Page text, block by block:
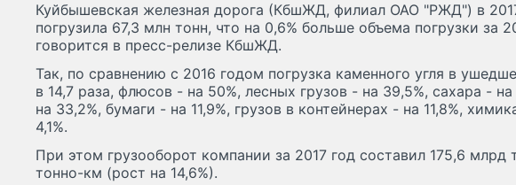
Куйбышевская железная дорога (КбшЖД, филиал ОАО "РЖД") в
погрузила 67,3 млн тонн, что на 0,6% больше объема погрузки за
говорится в пресс-релизе КбшЖД.
Так, по сравнению с 2016 годом погрузка каменного угля в
в 14,7 раза, флюсов - на 50%, лесных грузов - на 39,5%, сахара -
на 33,2%, бумаги - на 11,9%, грузов в контейнерах - на 11,8%,
4,1%.
При этом грузооборот компании за 2017 год составил 175,6 млрд
тонно-км (рост на 14,6%).